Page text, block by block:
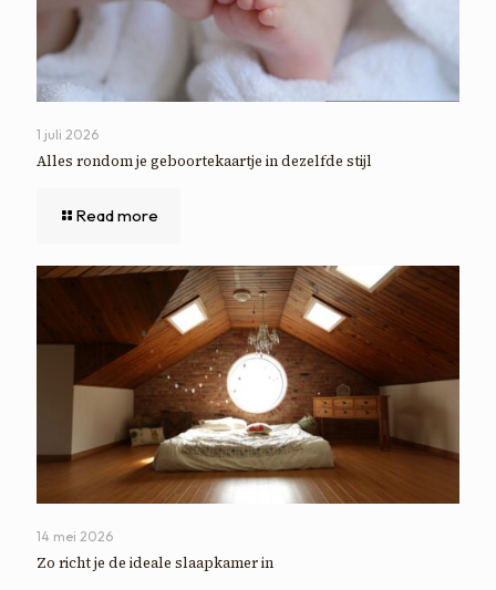
1 juli 2026
Alles rondom je geboortekaartje in dezelfde stijl
Read more
14 mei 2026
Zo richt je de ideale slaapkamer in